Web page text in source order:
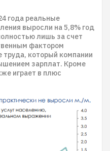
года реальные
выросли на 5,8% год
лишь за счет
фактором
который компании
зарплат. Кроме
играет в плюс